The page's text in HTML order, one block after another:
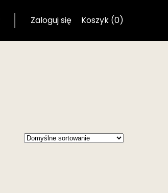
Zaloguj się Koszyk (0)